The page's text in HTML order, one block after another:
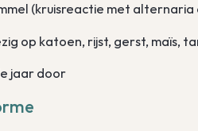
(kruisreactie met
op katoen, rijst, gerst, maïs,
jaar door